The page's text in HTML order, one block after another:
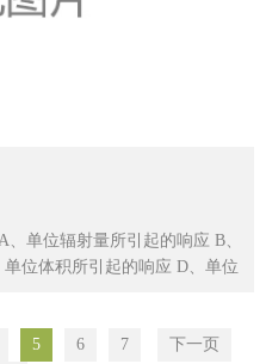
单位辐射量所引起的响应 B、
位体积所引起的响应 D、单位
5 6 7 下一页